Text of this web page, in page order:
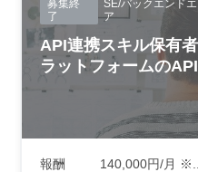
募集終
了
SE/バックエンド
ア
API連携スキル保有
ラットフォームの
報酬
140,000円/月 ※...